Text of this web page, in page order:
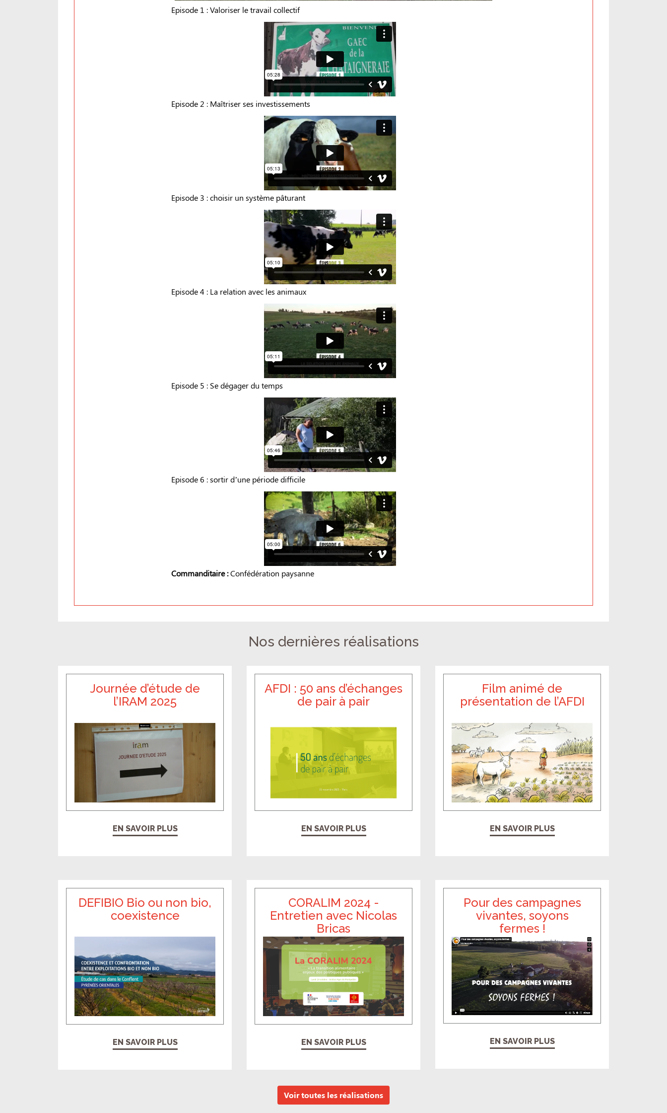
Episode 1 : Valoriser le travail collectif
Episode 2 : Maîtriser ses investissements
Episode 3 : choisir un système pâturant
Episode 4 : La relation avec les animaux
Episode 5 : Se dégager du temps
Episode 6 : sortir d’une période difficile
Commanditaire :Confédération paysanne
Nos dernières réalisations
Journée d’étude de
l’IRAM 2025
EN SAVOIR PLUS
AFDI : 50 ans d’échanges
de pair à pair
EN SAVOIR PLUS
Film animé de
présentation de l’AFDI
EN SAVOIR PLUS
DEFIBIO Bio ou non bio,
coexistence
EN SAVOIR PLUS
CORALIM 2024 -
Entretien avec Nicolas
Bricas
EN SAVOIR PLUS
Pour des campagnes
vivantes, soyons
fermes !
EN SAVOIR PLUS
Voir toutes les réalisations